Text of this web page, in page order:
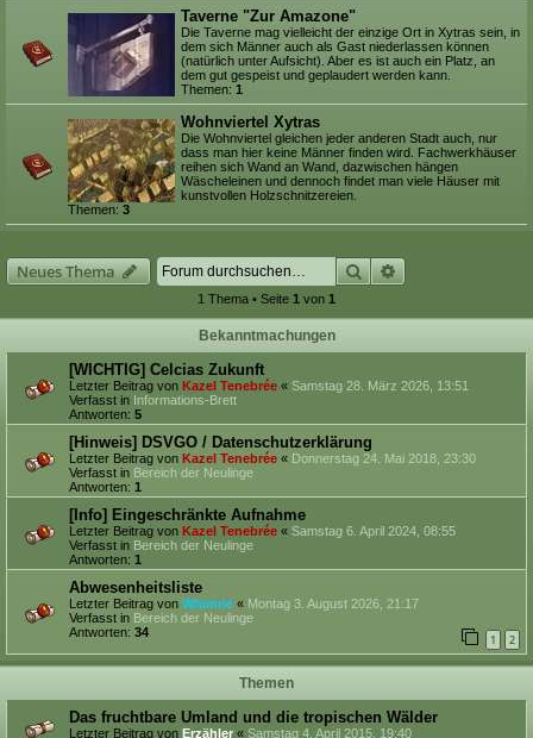
Taverne "Zur Amazone"
Die Taverne mag vielleicht der einzige Ort in Xytras sein, in
dem sich Männer auch als Gast niederlassen können
(natürlich unter Aufsicht). Aber es ist auch ein Platz, an
dem gut gespeist und geplaudert werden kann.
Themen: 1
Wohnviertel Xytras
Die Wohnviertel gleichen jeder anderen Stadt auch, nur
dass man hier keine Männer finden wird. Fachwerkhäuser
reihen sich Wand an Wand, dazwischen hängen
Wäscheleinen und dennoch findet man viele Häuser mit
kunstvollen Holzschnitzereien.
Themen: 3
Neues Thema SucheErweiterte Suche
1 Thema • Seite 1 von 1
Bekanntmachungen
[WICHTIG] Celcias Zukunft
Letzter Beitrag von Kazel Tenebrée « Samstag 28. März 2026, 13:51
Verfasst in Informations-Brett
Antworten: 5
[Hinweis] DSVGO / Datenschutzerklärung
Letzter Beitrag von Kazel Tenebrée « Donnerstag 24. Mai 2018, 23:30
Verfasst in Bereich der Neulinge
Antworten: 1
[Info] Eingeschränkte Aufnahme
Letzter Beitrag von Kazel Tenebrée « Samstag 6. April 2024, 08:55
Verfasst in Bereich der Neulinge
Antworten: 1
Abwesenheitsliste
Letzter Beitrag von Whimrie « Montag 3. August 2026, 21:17
Verfasst in Bereich der Neulinge
Antworten: 34 1 2
Themen
Das fruchtbare Umland und die tropischen Wälder
Letzter Beitrag von Erzähler « Samstag 4. April 2015, 19:40